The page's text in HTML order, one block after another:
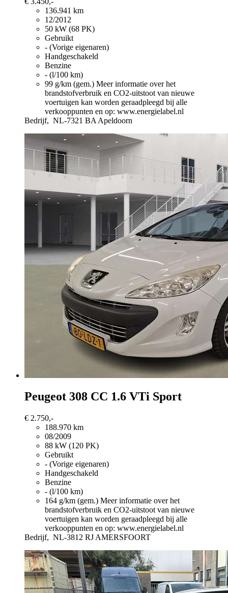
136.941 km
12/2012
50 kW (68 PK)
Gebruikt
- (Vorige eigenaren)
Handgeschakeld
Benzine
- (l/100 km)
99 g/km (gem.) Meer informatie over het
brandstofverbruik en CO2-uitstoot van nieuwe
voertuigen kan worden geraadpleegd bij alle
verkooppunten en op: www.energielabel.nl
Bedrijf, NL-7321 BA Apeldoorn
Peugeot 308 CC 1.6 VTi Sport
€ 2.750,-
188.970 km
08/2009
88 kW (120 PK)
Gebruikt
- (Vorige eigenaren)
Handgeschakeld
Benzine
- (l/100 km)
164 g/km (gem.) Meer informatie over het
brandstofverbruik en CO2-uitstoot van nieuwe
voertuigen kan worden geraadpleegd bij alle
verkooppunten en op: www.energielabel.nl
Bedrijf, NL-3812 RJ AMERSFOORT